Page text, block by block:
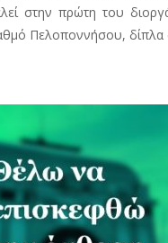
στην πρώτη του
Πελοποννήσου, δίπλα